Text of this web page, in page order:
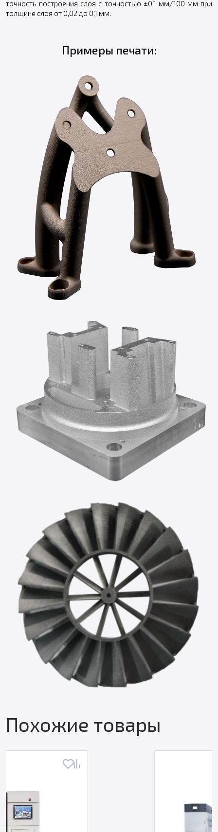
точность построения слоя с точностью ±0,1 мм/100 мм при
толщине слоя от 0,02 до 0,1 мм.
Примеры печати:
Похожие товары